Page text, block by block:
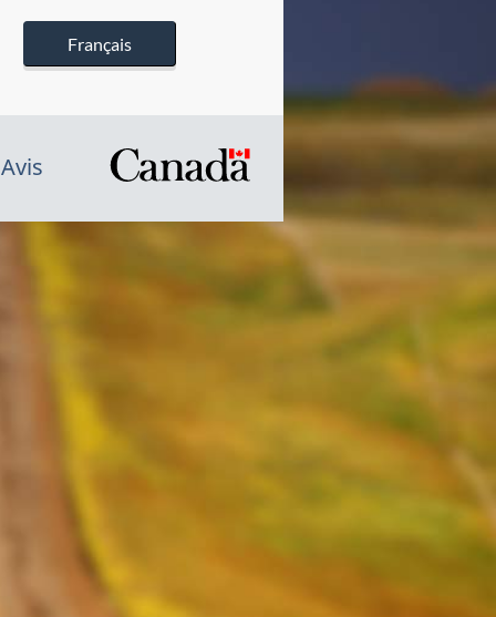
Français
Avis
/
Symbole
du
gouvernement
du